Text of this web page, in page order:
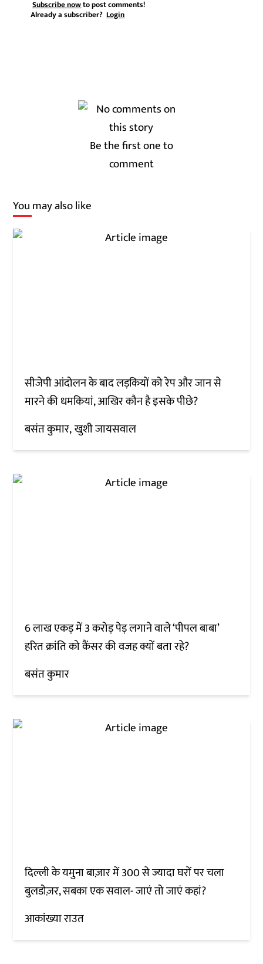
Subscribe nowto post comments!
Already a subscriber?Login
Be the first one to
comment
You may also like
सीजेपी आंदोलन के बाद लड़कियों को रेप और जान से
मारने की धमकियां, आखिर कौन है इसके पीछे?
बसंत कुमार खुशी जायसवाल
6 लाख एकड़ में 3 करोड़ पेड़ लगाने वाले ‘पीपल बाबा’
हरित क्रांति को कैंसर की वजह क्यों बता रहे?
बसंत कुमार
दिल्ली के यमुना बाज़ार में 300 से ज्यादा घरों पर चला
बुलडोज़र, सबका एक सवाल- जाएं तो जाएं कहां?
आकांख्या राउत